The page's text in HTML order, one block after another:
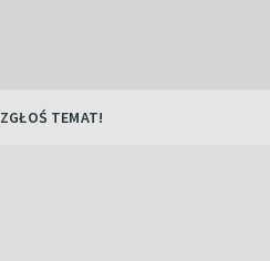
ZGŁOŚ TEMAT!